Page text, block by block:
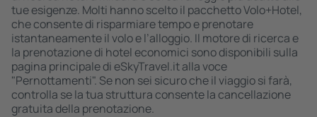
tue esigenze. Molti hanno scelto il pacchetto Volo+Hotel,
che consente di risparmiare tempo e prenotare
istantaneamente il volo e l’alloggio. Il motore di ricerca e
la prenotazione di hotel economici sono disponibili sulla
pagina principale di eSkyTravel.it alla voce
"Pernottamenti". Se non sei sicuro che il viaggio si farà,
controlla se la tua struttura consente la cancellazione
gratuita della prenotazione.